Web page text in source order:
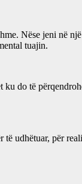
Nëse jeni në
tuajin.
do të
të udhëtuar, për